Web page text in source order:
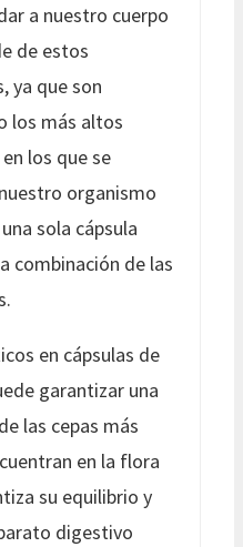
a nuestro cuerpo
de estos
ya que son
los más altos
los que se
organismo
sola cápsula
combinación de las
en cápsulas de
garantizar una
las cepas más
en la flora
su equilibrio y
digestivo